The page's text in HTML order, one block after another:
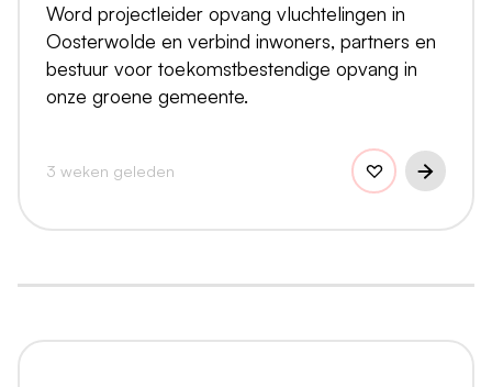
Word projectleider opvang vluchtelingen in
Oosterwolde en verbind inwoners, partners en
bestuur voor toekomstbestendige opvang in
onze groene gemeente.
3 weken geleden